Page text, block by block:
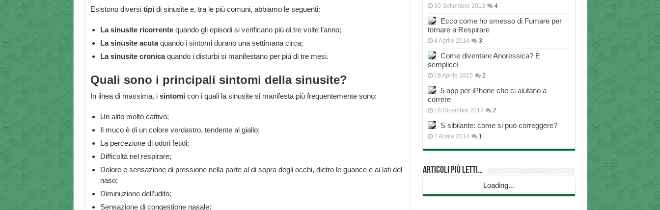
Esistono diversi tipi di sinusite e, tra le più comuni, abbiamo le seguenti:
La sinusite ricorrentequando gli episodi si verificano più di tre volte l’anno;
La sinusite acutaquando i sintomi durano una settimana circa;
La sinusite cronicaquando i disturbi si manifestano per più di tre mesi.
Quali sono i principali sintomi della sinusite?
In linea di massima, i sintomi con i quali la sinusite si manifesta più frequentemente sono:
Un alito molto cattivo;
Il muco è di un colore verdastro, tendente al giallo;
La percezione di odori fetidi;
Difficoltà nel respirare;
Dolore e sensazione di pressione nella parte al di sopra degli occhi, dietro le guance e ai lati del
naso;
Diminuzione dell’udito;
Sensazione di congestione nasale;
30 Settembre 2013 4
Ecco come ho smesso di Fumare per
tornare a Respirare
4 Aprile 2014 3
Come diventare Anoressica? È
semplice!
18 Aprile 2015 2
5 app per iPhone che ci aiutano a
correre
18 Dicembre 2013 2
S sibilante: come si può correggere?
7 Aprile 2014 1
Articoli più Letti…
Loading...